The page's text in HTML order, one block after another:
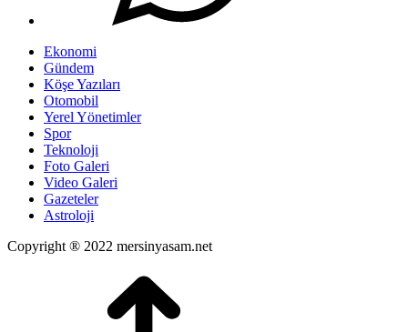
Ekonomi
Gündem
Köşe Yazıları
Otomobil
Yerel Yönetimler
Spor
Teknoloji
Foto Galeri
Video Galeri
Gazeteler
Astroloji
Copyright ® 2022 mersinyasam.net